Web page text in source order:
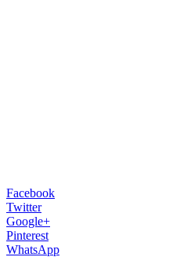
Facebook
Twitter
Google+
Pinterest
WhatsApp